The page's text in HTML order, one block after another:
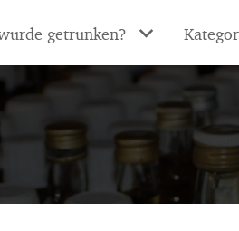
getrunken?